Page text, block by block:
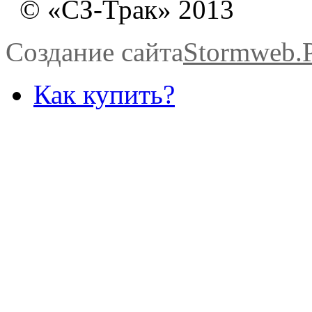
© «СЗ-Трак» 2013
Создание сайта
Как купить?